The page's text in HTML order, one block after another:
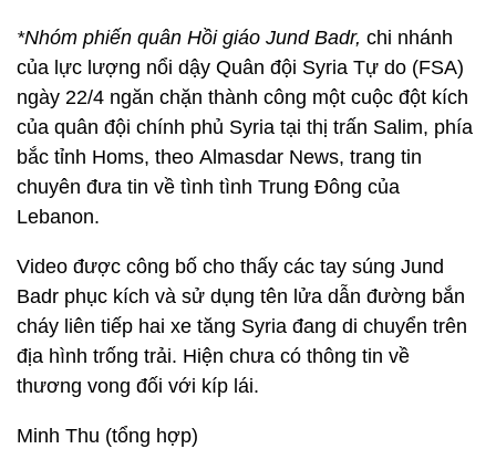
*Nhóm phiến quân Hồi giáo Jund Badr, chi nhánh
của lực lượng nổi dậy Quân đội Syria Tự do (FSA)
ngày 22/4 ngăn chặn thành công một cuộc đột kích
của quân đội chính phủ Syria tại thị trấn Salim, phía
bắc tỉnh Homs, theo Almasdar News, trang tin
chuyên đưa tin về tình tình Trung Đông của
Lebanon.
Video được công bố cho thấy các tay súng Jund
Badr phục kích và sử dụng tên lửa dẫn đường bắn
cháy liên tiếp hai xe tăng Syria đang di chuyển trên
địa hình trống trải. Hiện chưa có thông tin về
thương vong đối với kíp lái.
Minh Thu (tổng hợp)